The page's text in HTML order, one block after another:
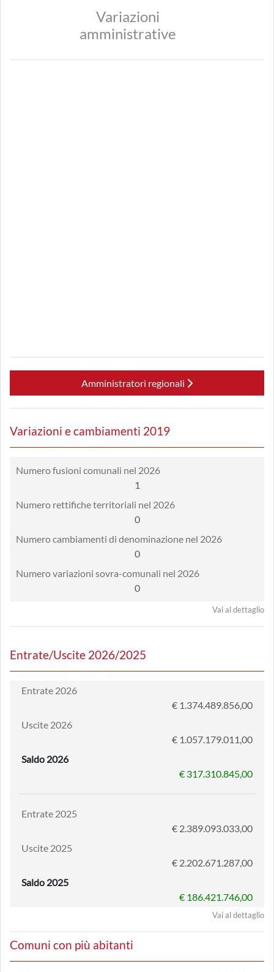
Variazioni
amministrative
Amministratori regionali
Variazioni e cambiamenti 2019
Numero fusioni comunali nel 2026
1
Numero rettifiche territoriali nel 2026
0
Numero cambiamenti di denominazione nel 2026
0
Numero variazioni sovra-comunali nel 2026
0
Vai al dettaglio
Entrate/Uscite 2026/2025
Entrate 2026
€ 1.374.489.856,00
Uscite 2026
€ 1.057.179.011,00
Saldo 2026
€ 317.310.845,00
Entrate 2025
€ 2.389.093.033,00
Uscite 2025
€ 2.202.671.287,00
Saldo 2025
€ 186.421.746,00
Vai al dettaglio
Comuni con più abitanti